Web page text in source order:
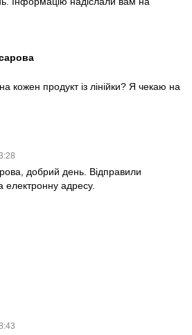
кожен продукт із лінійки? Я чекаю на
добрий день. Відправили
адресу.